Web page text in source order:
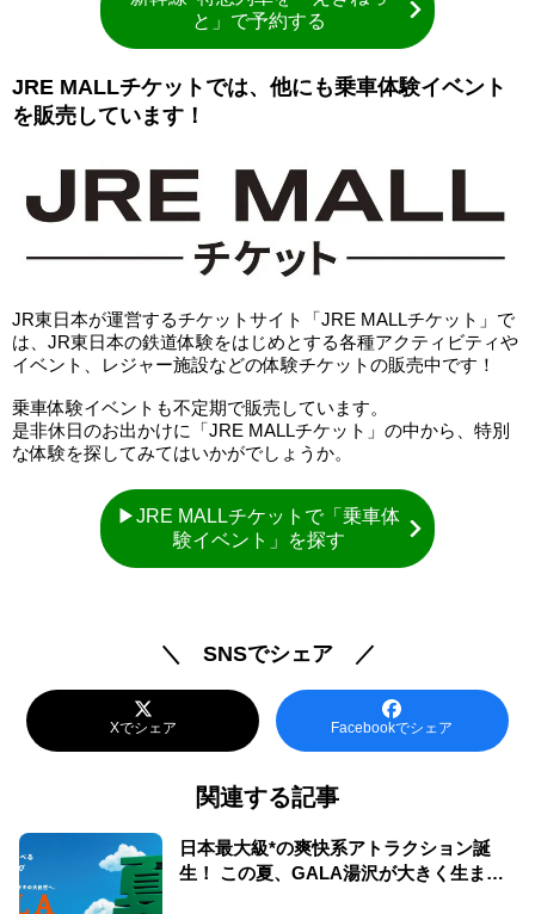
と」で予約する
JRE MALLチケットでは、他にも乗車体験イベント
を販売しています！
JR東日本が運営するチケットサイト「JRE MALLチケット」で
は、JR東日本の鉄道体験をはじめとする各種アクティビティや
イベント、レジャー施設などの体験チケットの販売中です！
乗車体験イベントも不定期で販売しています。
是非休日のお出かけに「JRE MALLチケット」の中から、特別
な体験を探してみてはいかがでしょうか。
▶JRE MALLチケットで「乗車体
験イベント」を探す
＼ SNSでシェア ／
Xでシェア Facebookでシェア
関連する記事
日本最大級*の爽快系アトラクション誕
生！ この夏、GALA湯沢が大きく生まれ